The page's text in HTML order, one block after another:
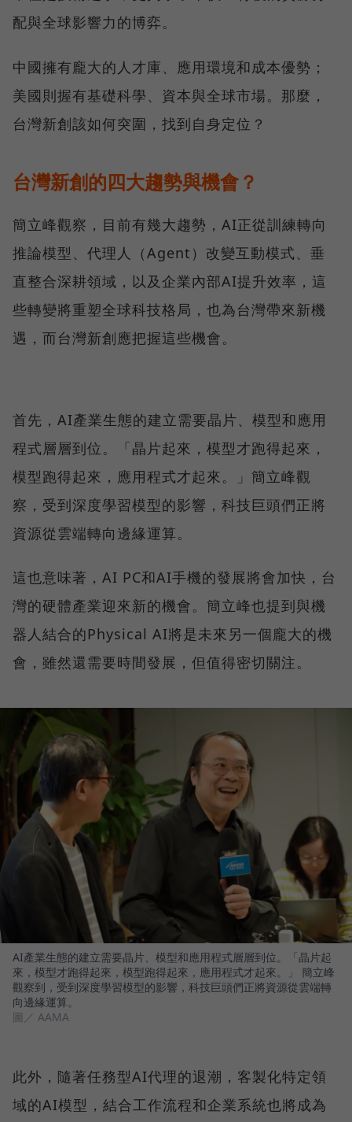
配與全球影響力的博弈。
中國擁有龐大的人才庫、應用環境和成本優勢；
美國則握有基礎科學、資本與全球市場。那麼，
台灣新創該如何突圍，找到自身定位？
台灣新創的四大趨勢與機會？
簡立峰觀察，目前有幾大趨勢，AI正從訓練轉向
推論模型、代理人（Agent）改變互動模式、垂
直整合深耕領域，以及企業內部AI提升效率，這
些轉變將重塑全球科技格局，也為台灣帶來新機
遇，而台灣新創應把握這些機會。
首先，AI產業生態的建立需要晶片、模型和應用
程式層層到位。「晶片起來，模型才跑得起來，
模型跑得起來，應用程式才起來。」簡立峰觀
察，受到深度學習模型的影響，科技巨頭們正將
資源從雲端轉向邊緣運算。
這也意味著，AI PC和AI手機的發展將會加快，台
灣的硬體產業迎來新的機會。簡立峰也提到與機
器人結合的Physical AI將是未來另一個龐大的機
會，雖然還需要時間發展，但值得密切關注。
AI產業生態的建立需要晶片、模型和應用程式層層到位。「晶片起
來，模型才跑得起來，模型跑得起來，應用程式才起來。」 簡立峰
觀察到，受到深度學習模型的影響，科技巨頭們正將資源從雲端轉
向邊緣運算。
圖／ AAMA
此外，隨著任務型AI代理的退潮，客製化特定領
域的AI模型，結合工作流程和企業系統也將成為